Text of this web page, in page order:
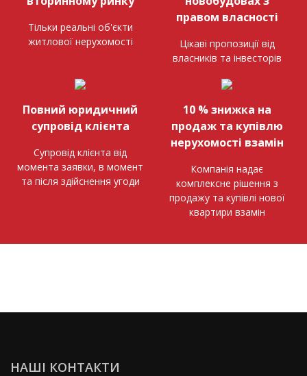
Тільки реальні об'єкти
житлової нерухомості
правом власності
Цікаві пропозиції від
власників та інвесторів
Повний юридичний
супровід клієнта
Супровід клієнта від
момента заявки, в момент
та після здійснення угоди
10 % знижка на
продаж та купівлю
нерухомості взамін
Компанія надає
комплексне рішення з
продажу та купівлі нової
квартири взамін
НАШІ КОНТАКТИ